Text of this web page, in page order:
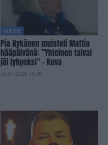
VIIHDE
Pia Nykänen muisteli Mattia
hääpäivänä: ”Yhteinen taival
jäi lyhyeksi” – Kuva
26.07.2026 16.35